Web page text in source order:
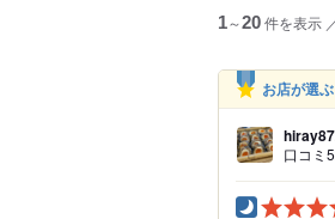
1～20件を表示
お店が選
口コミ